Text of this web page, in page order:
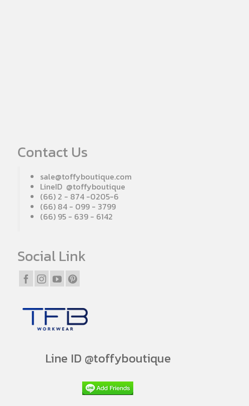
Contact Us
sale@toffyboutique.com
LineID @toffyboutique
(66) 2 - 874 -0205-6
(66) 84 - 099 - 3799
(66) 95 - 639 - 6142
Social Link
Line ID @toffyboutique